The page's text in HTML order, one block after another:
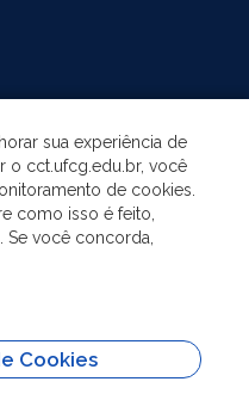
sua experiência de
o cct.ufcg.edu.br, você
de cookies.
como isso é feito,
Se você concorda,
Cookies